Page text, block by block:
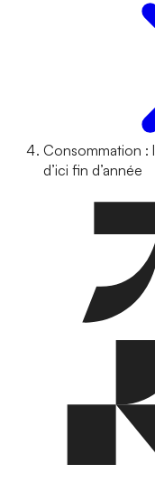
Consommation :
d’ici fin d’année